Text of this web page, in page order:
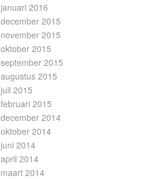
januari 2016
december 2015
november 2015
oktober 2015
september 2015
augustus 2015
juli 2015
februari 2015
december 2014
oktober 2014
juni 2014
april 2014
maart 2014